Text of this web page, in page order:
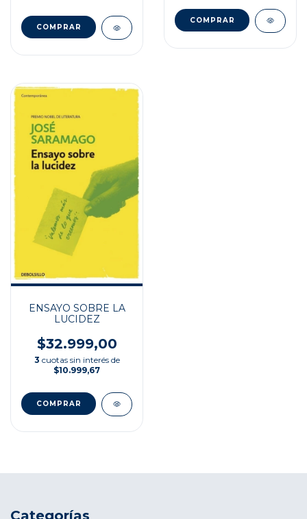
ENSAYO SOBRE LA
LUCIDEZ
$32.999,00
3 cuotas sin interés de
$10.999,67
Categorías